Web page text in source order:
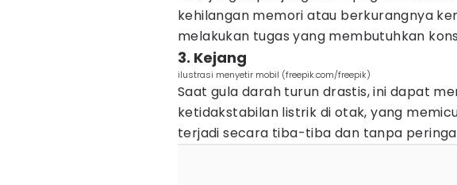
kehilangan memori atau berkurangnya
melakukan tugas yang membutuhkan
3. Kejang
ilustrasi menyetir mobil (freepik.com/freepik)
Saat gula darah turun drastis, ini dapat
ketidakstabilan listrik di otak, yang
terjadi secara tiba-tiba dan tanpa